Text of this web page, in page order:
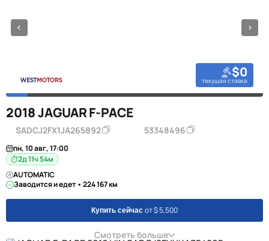
$0
текущая ставка
2018 JAGUAR F-PACE
SADCJ2FX1JA265892 53348496
пн, 10 авг, 17:00
2д 11ч 54м
AUTOMATIC
Заводится и едет • 224 167 км
Купить сейчас от $ 5,500
Смотреть больше